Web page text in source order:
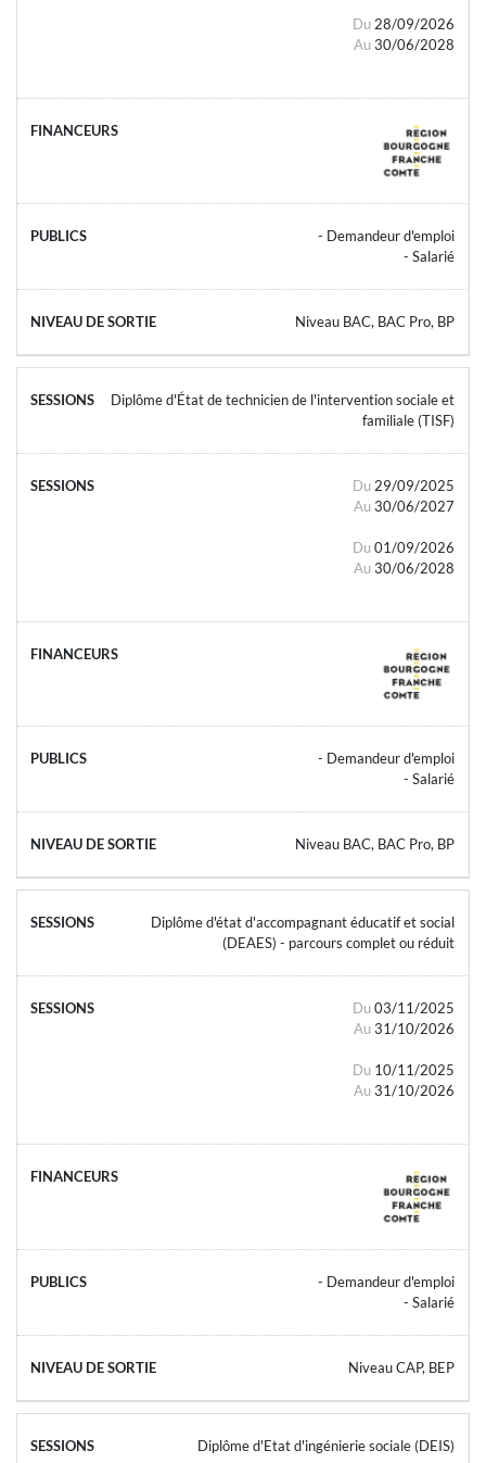
Du 28/09/2026
Au 30/06/2028
- Demandeur d'emploi
- Salarié
Niveau BAC, BAC Pro, BP
Diplôme d'État de technicien de l'intervention sociale et
familiale (TISF)
Du 29/09/2025
Au 30/06/2027
Du 01/09/2026
Au 30/06/2028
- Demandeur d'emploi
- Salarié
Niveau BAC, BAC Pro, BP
Diplôme d'état d'accompagnant éducatif et social
(DEAES) - parcours complet ou réduit
Du 03/11/2025
Au 31/10/2026
Du 10/11/2025
Au 31/10/2026
- Demandeur d'emploi
- Salarié
Niveau CAP, BEP
Diplôme d'Etat d'ingénierie sociale (DEIS)